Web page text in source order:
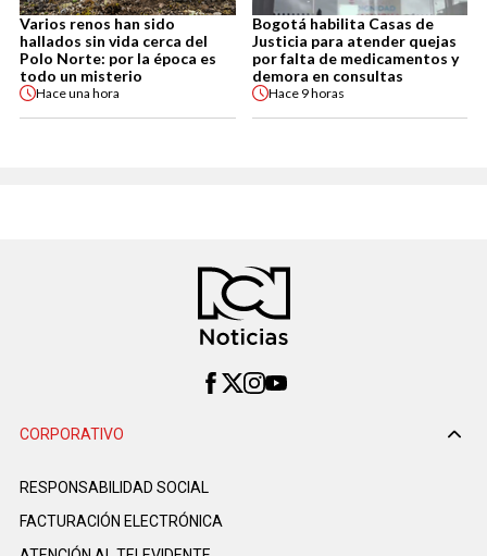
Varios renos han sido
hallados sin vida cerca del
Polo Norte: por la época es
todo un misterio
Haceuna hora
Bogotá habilita Casas de
Justicia para atender quejas
por falta de medicamentos y
demora en consultas
Hace 9 horas
CORPORATIVO
RESPONSABILIDAD SOCIAL
FACTURACIÓN ELECTRÓNICA